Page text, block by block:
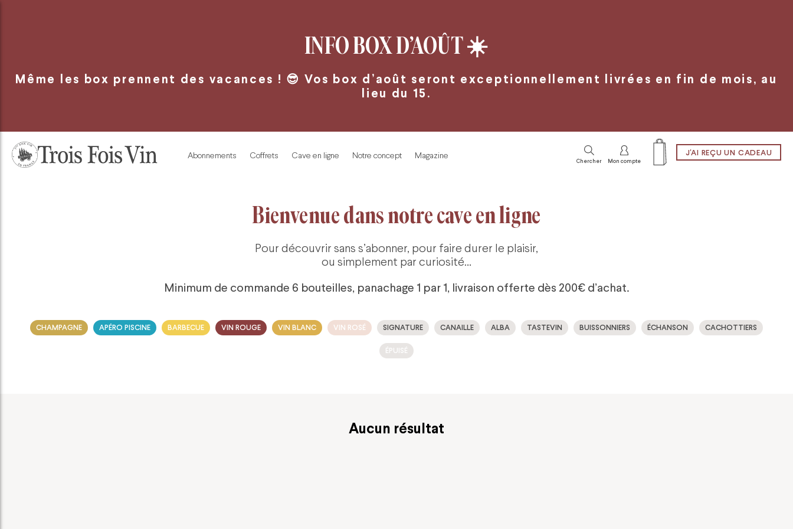
INFO BOX D’AOÛT☀️
Même les box prennent des vacances ! 😎 Vos box d’août seront exceptionnellement livrées en fin de mois, au
lieu du 15.
Abonnements Coffrets Cave en ligne Notre concept Magazine J'AI REÇU UN CADEAU
Chercher Mon compte
Bienvenue dans notre cave en ligne
Pour découvrir sans s’abonner, pour faire durer le plaisir,
ou simplement par curiosité…
Minimum de commande 6 bouteilles, panachage 1 par 1, livraison offerte dès 200€ d’achat.
CHAMPAGNE APÉRO PISCINE BARBECUE VIN ROUGE VIN BLANC VIN ROSÉ SIGNATURE CANAILLE ALBA TASTEVIN BUISSONNIERS ÉCHANSON CACHOTTIERS
ÉPUISÉ
Aucun résultat